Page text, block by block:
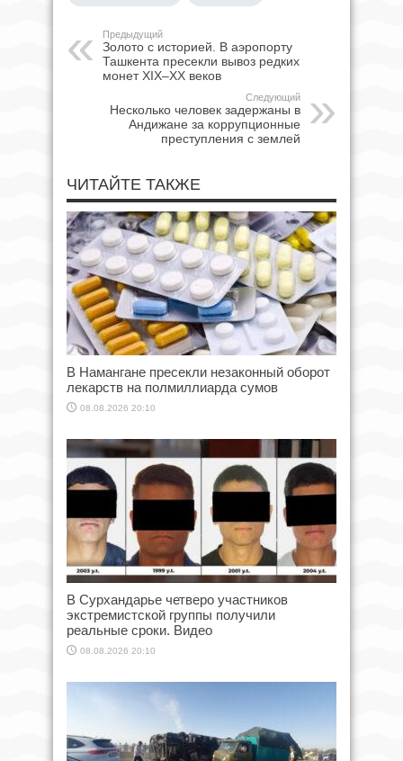
Предыдущий
Золото с историей. В аэропорту
Ташкента пресекли вывоз редких
монет XIX–XX веков
Следующий
Несколько человек задержаны в
Андижане за коррупционные
преступления с землей
ЧИТАЙТЕ ТАКЖЕ
В Намангане пресекли незаконный оборот
лекарств на полмиллиарда сумов
08.08.2026 20:10
В Сурхандарье четверо участников
экстремистской группы получили
реальные сроки. Видео
08.08.2026 20:10